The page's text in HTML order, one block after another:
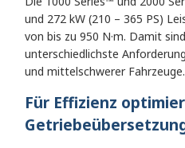
und 272 kW (210 – 365 PS)
von bis zu 950 N·m. Damit
unterschiedlichste
und mittelschwerer Fahrzeuge.
Für Effizienz